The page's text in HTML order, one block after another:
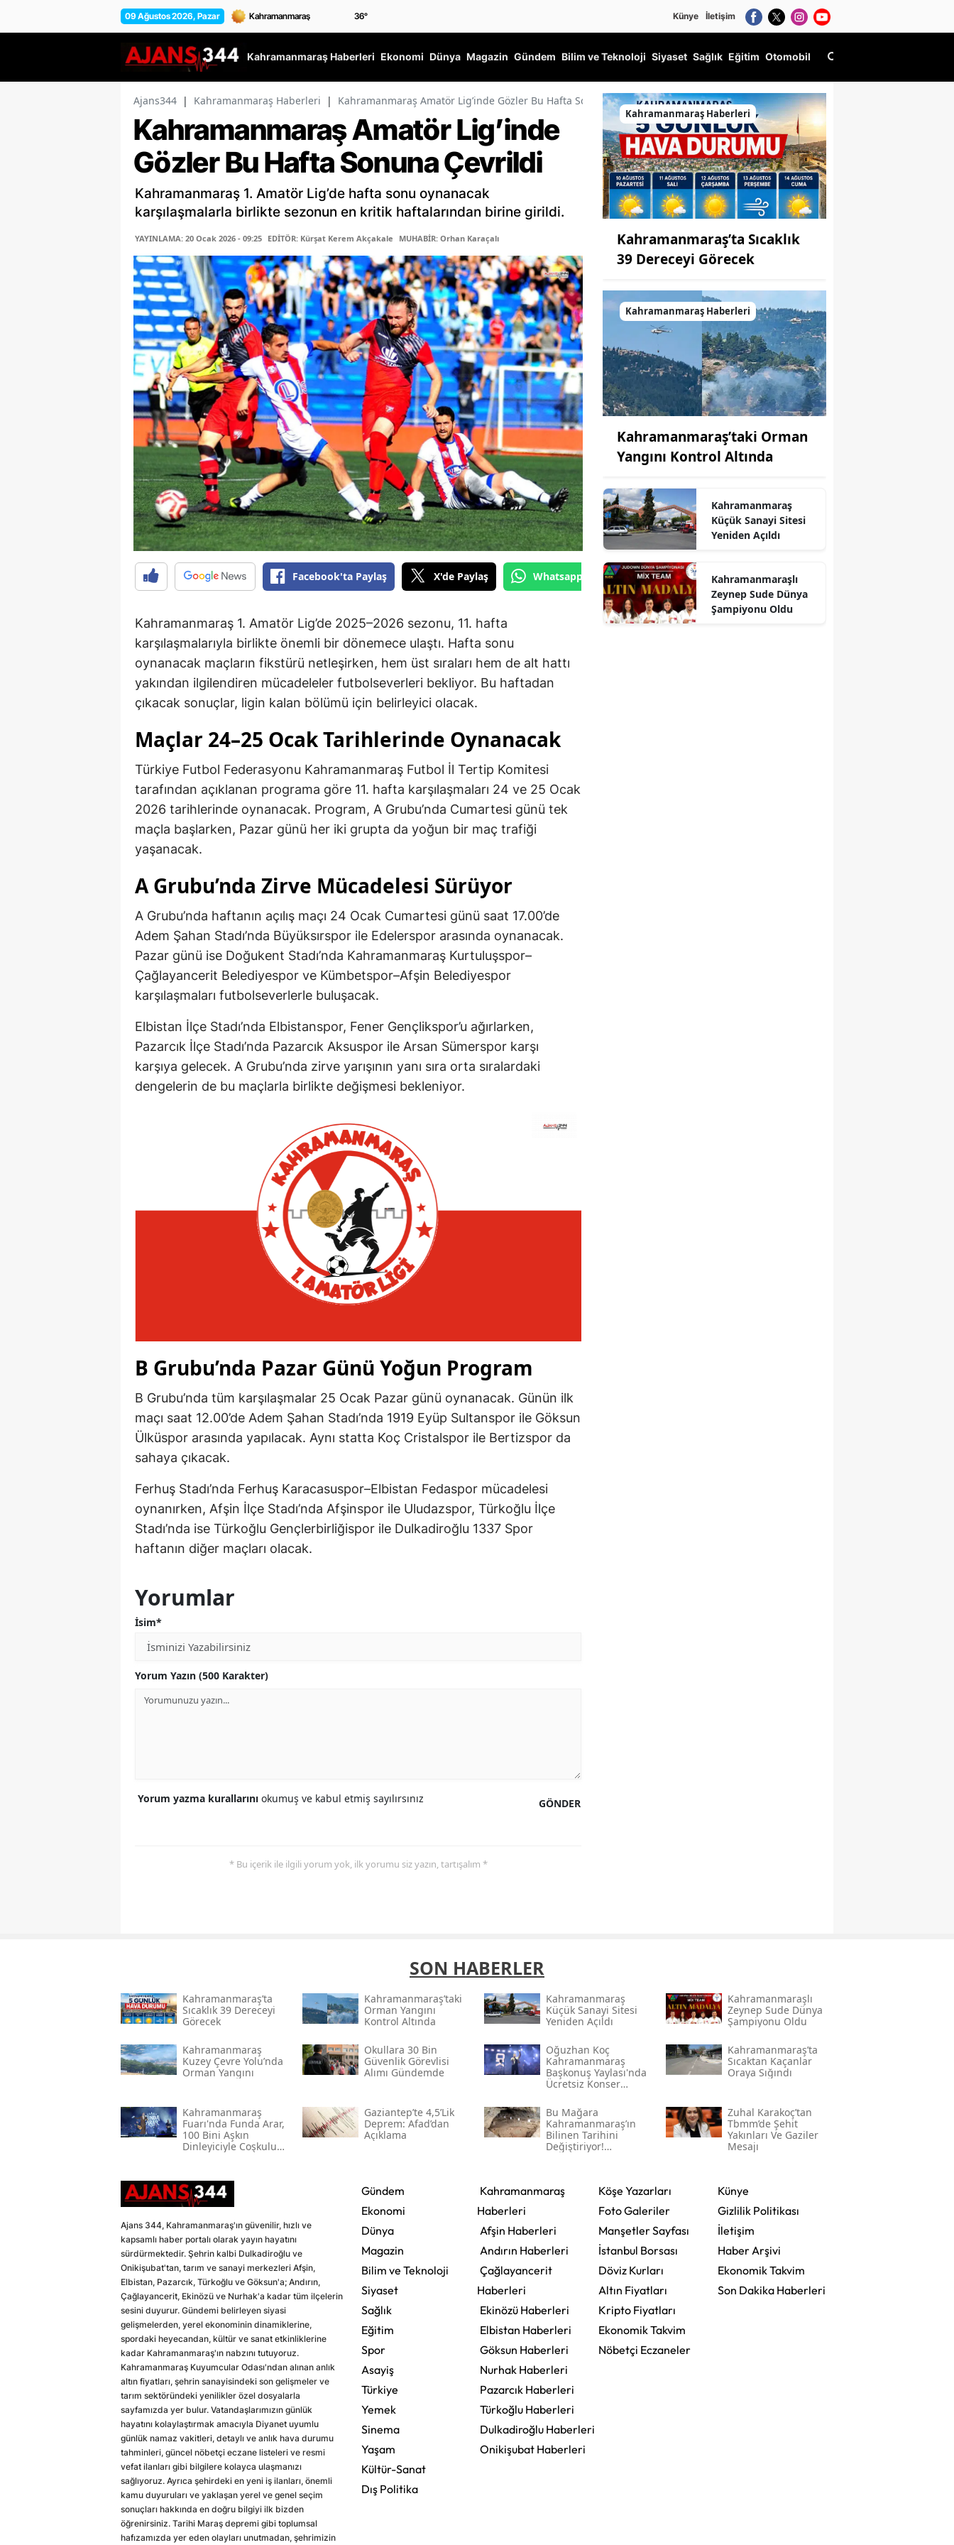
09 Ağustos 2026, Pazar 36° Künye İletişim
Kahramanmaraş Haberleri Ekonomi Dünya Magazin Gündem Bilim ve Teknoloji Siyaset Sağlık Eğitim Otomobil
Ajans344 | Kahramanmaraş Haberleri | Kahramanmaraş Amatör Lig’inde Gözler Bu Hafta Sonuna Çevrildi
Kahramanmaraş Amatör Lig’inde
Gözler Bu Hafta Sonuna Çevrildi
Kahramanmaraş 1. Amatör Lig’de hafta sonu oynanacak
karşılaşmalarla birlikte sezonun en kritik haftalarından birine girildi.
YAYINLAMA: 20 Ocak 2026 - 09:25 EDİTÖR: Kürşat Kerem Akçakale MUHABİR: Orhan Karaçalı
Facebook'ta Paylaş X'de Paylaş Whatsapp'tan Gönder
Kahramanmaraş 1. Amatör Lig’de 2025–2026 sezonu, 11. hafta
karşılaşmalarıyla birlikte önemli bir dönemece ulaştı. Hafta sonu
oynanacak maçların fikstürü netleşirken, hem üst sıraları hem de alt hattı
yakından ilgilendiren mücadeleler futbolseverleri bekliyor. Bu haftadan
çıkacak sonuçlar, ligin kalan bölümü için belirleyici olacak.
Maçlar 24–25 Ocak Tarihlerinde Oynanacak
Türkiye Futbol Federasyonu Kahramanmaraş Futbol İl Tertip Komitesi
tarafından açıklanan programa göre 11. hafta karşılaşmaları 24 ve 25 Ocak
2026 tarihlerinde oynanacak. Program, A Grubu’nda Cumartesi günü tek
maçla başlarken, Pazar günü her iki grupta da yoğun bir maç trafiği
yaşanacak.
A Grubu’nda Zirve Mücadelesi Sürüyor
A Grubu’nda haftanın açılış maçı 24 Ocak Cumartesi günü saat 17.00’de
Adem Şahan Stadı’nda Büyüksırspor ile Edelerspor arasında oynanacak.
Pazar günü ise Doğukent Stadı’nda Kahramanmaraş Kurtuluşspor–
Çağlayancerit Belediyespor ve Kümbetspor–Afşin Belediyespor
karşılaşmaları futbolseverlerle buluşacak.
Elbistan İlçe Stadı’nda Elbistanspor, Fener Gençlikspor’u ağırlarken,
Pazarcık İlçe Stadı’nda Pazarcık Aksuspor ile Arsan Sümerspor karşı
karşıya gelecek. A Grubu’nda zirve yarışının yanı sıra orta sıralardaki
dengelerin de bu maçlarla birlikte değişmesi bekleniyor.
B Grubu’nda Pazar Günü Yoğun Program
B Grubu’nda tüm karşılaşmalar 25 Ocak Pazar günü oynanacak. Günün ilk
maçı saat 12.00’de Adem Şahan Stadı’nda 1919 Eyüp Sultanspor ile Göksun
Ülküspor arasında yapılacak. Aynı statta Koç Cristalspor ile Bertizspor da
sahaya çıkacak.
Ferhuş Stadı’nda Ferhuş Karacasuspor–Elbistan Fedaspor mücadelesi
oynanırken, Afşin İlçe Stadı’nda Afşinspor ile Uludazspor, Türkoğlu İlçe
Stadı’nda ise Türkoğlu Gençlerbirliğispor ile Dulkadiroğlu 1337 Spor
haftanın diğer maçları olacak.
Yorumlar
İsim*
Yorum Yazın (500 Karakter)
GÖNDER
Yorum yazma kurallarını okumuş ve kabul etmiş sayılırsınız
* Bu içerik ile ilgili yorum yok, ilk yorumu siz yazın, tartışalım *
Kahramanmaraş Haberleri
Kahramanmaraş’ta Sıcaklık
39 Dereceyi Görecek
Kahramanmaraş Haberleri
Kahramanmaraş’taki Orman
Yangını Kontrol Altında
Kahramanmaraş
Küçük Sanayi Sitesi
Yeniden Açıldı
Kahramanmaraşlı
Zeynep Sude Dünya
Şampiyonu Oldu
SON HABERLER
Kahramanmaraş’ta
Sıcaklık 39 Dereceyi
Görecek
Kahramanmaraş’taki
Orman Yangını
Kontrol Altında
Kahramanmaraş
Küçük Sanayi Sitesi
Yeniden Açıldı
Kahramanmaraşlı
Zeynep Sude Dünya
Şampiyonu Oldu
Kahramanmaraş
Kuzey Çevre Yolu’nda
Orman Yangını
Okullara 30 Bin
Güvenlik Görevlisi
Alımı Gündemde
Oğuzhan Koç
Kahramanmaraş
Başkonuş Yaylası'nda
Ücretsiz Konser
Kahramanmaraş’ta
Sıcaktan Kaçanlar
Oraya Sığındı
Kahramanmaraş
Fuarı'nda Funda Arar,
100 Bini Aşkın
Dinleyiciyle Coşkulu
Gaziantep’te 4,5’lik
Deprem: Afad’dan
Açıklama
Bu Mağara
Kahramanmaraş’ın
Bilinen Tarihini
Değiştiriyor!
Zuhal Karakoç’tan
Tbmm’de Şehit
Yakınları Ve Gaziler
Mesajı
Ajans 344, Kahramanmaraş'ın güvenilir, hızlı ve
kapsamlı haber portalı olarak yayın hayatını
sürdürmektedir. Şehrin kalbi Dulkadiroğlu ve
Onikişubat'tan, tarım ve sanayi merkezleri Afşin,
Elbistan, Pazarcık, Türkoğlu ve Göksun'a; Andırın,
Çağlayancerit, Ekinözü ve Nurhak'a kadar tüm ilçelerin
sesini duyurur. Gündemi belirleyen siyasi
gelişmelerden, yerel ekonominin dinamiklerine,
spordaki heyecandan, kültür ve sanat etkinliklerine
kadar Kahramanmaraş'ın nabzını tutuyoruz.
Kahramanmaraş Kuyumcular Odası'ndan alınan anlık
altın fiyatları, şehrin sanayisindeki son gelişmeler ve
tarım sektöründeki yenilikler özel dosyalarla
sayfamızda yer bulur. Vatandaşlarımızın günlük
hayatını kolaylaştırmak amacıyla Diyanet uyumlu
günlük namaz vakitleri, detaylı ve anlık hava durumu
tahminleri, güncel nöbetçi eczane listeleri ve resmi
vefat ilanları gibi bilgilere kolayca ulaşmanızı
sağlıyoruz. Ayrıca şehirdeki en yeni iş ilanları, önemli
kamu duyuruları ve yaklaşan yerel ve genel seçim
sonuçları hakkında en doğru bilgiyi ilk bizden
öğrenirsiniz. Tarihi Maraş depremi gibi toplumsal
hafızamızda yer eden olayları unutmadan, şehrimizin
Gündem
Ekonomi
Dünya
Magazin
Bilim ve Teknoloji
Siyaset
Sağlık
Eğitim
Spor
Asayiş
Türkiye
Yemek
Sinema
Yaşam
Kültür-Sanat
Dış Politika
Kahramanmaraş
Haberleri
Afşin Haberleri
Andırın Haberleri
Çağlayancerit
Haberleri
Ekinözü Haberleri
Elbistan Haberleri
Göksun Haberleri
Nurhak Haberleri
Pazarcık Haberleri
Türkoğlu Haberleri
Dulkadiroğlu Haberleri
Onikişubat Haberleri
Köşe Yazarları
Foto Galeriler
Manşetler Sayfası
İstanbul Borsası
Döviz Kurları
Altın Fiyatları
Kripto Fiyatları
Ekonomik Takvim
Nöbetçi Eczaneler
Künye
Gizlilik Politikası
İletişim
Haber Arşivi
Ekonomik Takvim
Son Dakika Haberleri